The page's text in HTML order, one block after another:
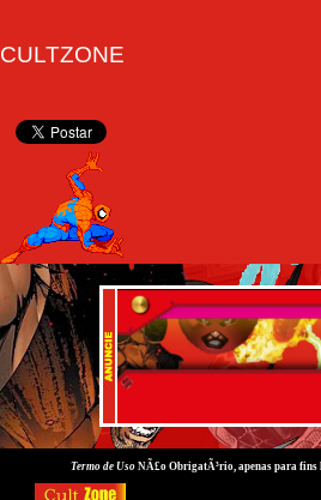
CULTZONE
Termo de UsoNÃ£o ObrigatÃ³rio, apenas para